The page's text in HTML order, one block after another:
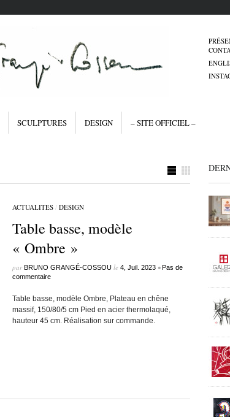
SCULPTURES DESIGN – SITE OFFICIEL –
ACTUALITES/ DESIGN
Table basse, modèle
« Ombre »
parBRUNO GRANGÉ-COSSOUle 4, Juil. 2023 •Pas de
commentaire
Table basse, modèle Ombre, Plateau en chêne
massif, 150/80/5 cm Pied en acier thermolaqué,
hauteur 45 cm. Réalisation sur commande.